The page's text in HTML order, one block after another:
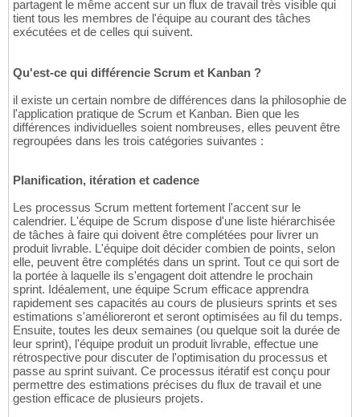
partagent le même accent sur un flux de travail très visible qui
tient tous les membres de l'équipe au courant des tâches
exécutées et de celles qui suivent.
Qu'est-ce qui différencie Scrum et Kanban ?
il existe un certain nombre de différences dans la philosophie de
l'application pratique de Scrum et Kanban. Bien que les
différences individuelles soient nombreuses, elles peuvent être
regroupées dans les trois catégories suivantes :
Planification, itération et cadence
Les processus Scrum mettent fortement l'accent sur le
calendrier. L'équipe de Scrum dispose d'une liste hiérarchisée
de tâches à faire qui doivent être complétées pour livrer un
produit livrable. L'équipe doit décider combien de points, selon
elle, peuvent être complétés dans un sprint. Tout ce qui sort de
la portée à laquelle ils s'engagent doit attendre le prochain
sprint. Idéalement, une équipe Scrum efficace apprendra
rapidement ses capacités au cours de plusieurs sprints et ses
estimations s'amélioreront et seront optimisées au fil du temps.
Ensuite, toutes les deux semaines (ou quelque soit la durée de
leur sprint), l'équipe produit un produit livrable, effectue une
rétrospective pour discuter de l'optimisation du processus et
passe au sprint suivant. Ce processus itératif est conçu pour
permettre des estimations précises du flux de travail et une
gestion efficace de plusieurs projets.